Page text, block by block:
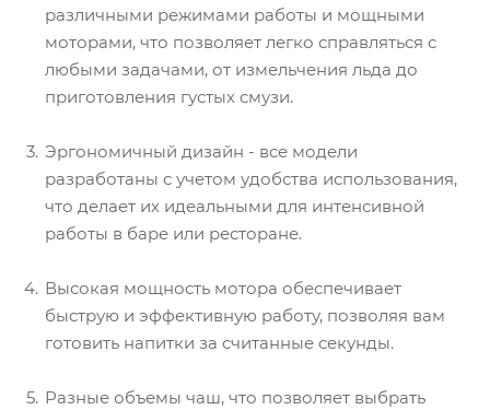
различными режимами работы и мощными
моторами, что позволяет легко справляться с
любыми задачами, от измельчения льда до
приготовления густых смузи.
Эргономичный дизайн - все модели
разработаны с учетом удобства использования,
что делает их идеальными для интенсивной
работы в баре или ресторане.
Высокая мощность мотора обеспечивает
быструю и эффективную работу, позволяя вам
готовить напитки за считанные секунды.
Разные объемы чаш, что позволяет выбрать